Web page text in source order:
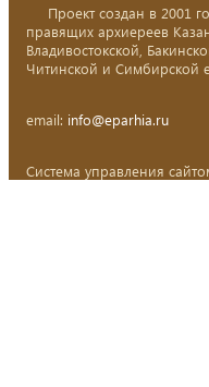
Проект создан в 2001
правящих архиереев
Владивостокской,
Читинской и Симбирской
email: info@eparhia.ru
Система управления